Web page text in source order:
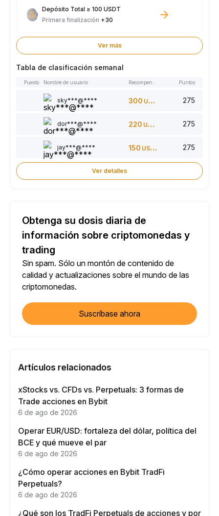
Depósito Total ≥ 100 USDT
Primera finalización +30
Ver más
Tabla de clasificación semanal
Puesto Nombre de usuario Puntos
sky***@**** 300 USDT 275
dor***@**** 220 USDT 275
jay***@**** 150 USDT 275
Ver detalles
Obtenga su dosis diaria de
información sobre criptomonedas y
trading
Sin spam. Sólo un montón de contenido de
calidad y actualizaciones sobre el mundo de las
criptomonedas.
Suscríbase ahora
Artículos relacionados
xStocks vs. CFDs vs. Perpetuals: 3 formas de
Trade acciones en Bybit
6 de ago de 2026
Operar EUR/USD: fortaleza del dólar, política del
BCE y qué mueve el par
6 de ago de 2026
¿Cómo operar acciones en Bybit TradFi
Perpetuals?
6 de ago de 2026
¿Qué son los TradFi Perpetuals de acciones y por